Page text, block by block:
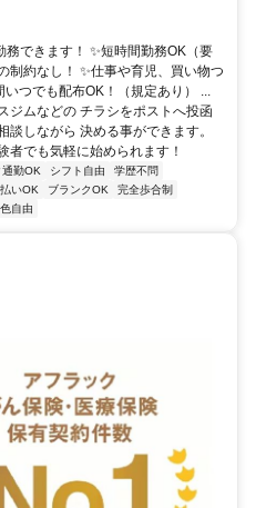
できます！ ✨短時間勤務OK（要
制約なし！ ✨仕事や育児、買い物つ
いつでも配布OK！（規定あり） ...
ジムなどの チラシをポストへ投函
談しながら 決める事ができます。
者でも気軽に始められます！
通勤OK シフト自由
学歴不問
いOK ブランクOK
完全歩合制
自由